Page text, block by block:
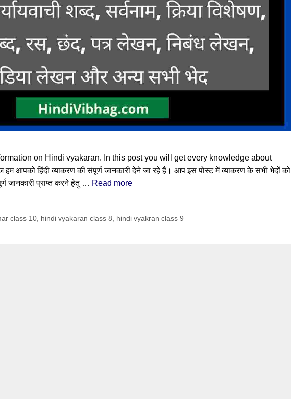
on Hindi vyakaran. In this post you will get every knowledge about
आपको हिंदी व्याकरण की संपूर्ण जानकारी देने जा रहे हैं। आप इस पोस्ट में व्याकरण के सभी भेदों को
जानकारी प्राप्त करने हेतु … Read more
class 10, hindi vyakaran class 8, hindi vyakran class 9